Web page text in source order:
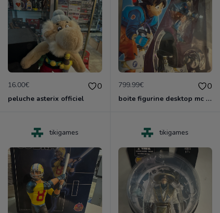
16.00€ 0
peluche asterix officiel
799.99€ 0
boite figurine desktop mc coy dragonball z sangoku edition z neuf
tikigames tikigames